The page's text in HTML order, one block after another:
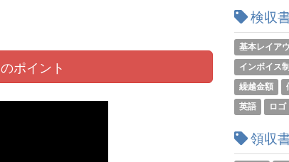
のポイント
検収
基本レイア
インボイス
繰越金額
英語
ロゴ
領収